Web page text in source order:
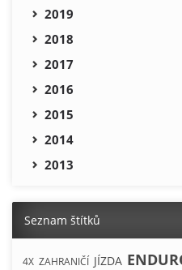
2019
2018
2017
2016
2015
2014
2013
Seznam štítků
4X ZAHRANIČÍ JÍZDA